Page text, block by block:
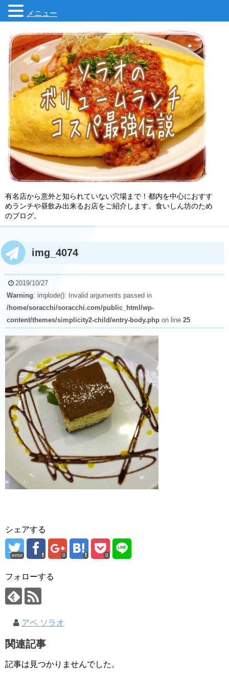
有名店から意外と知られていない穴場まで！都内を中心におすす
めランチや昼飲み出来るお店をご紹介します。食いしん坊のため
のブログ。
img_4074
2019/10/27
Warning: implode(): Invalid arguments passed in
/home/soracchi/soracchi.com/public_html/wp-
content/themes/simplicity2-child/entry-body.php on line 25
シェアする
error 0 0
フォローする
アベ ソラオ
関連記事
記事は見つかりませんでした。
メニュー